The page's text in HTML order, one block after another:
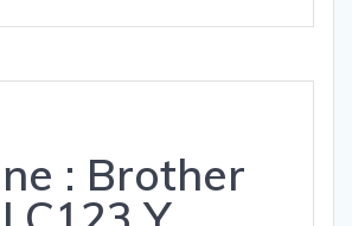
: Brother